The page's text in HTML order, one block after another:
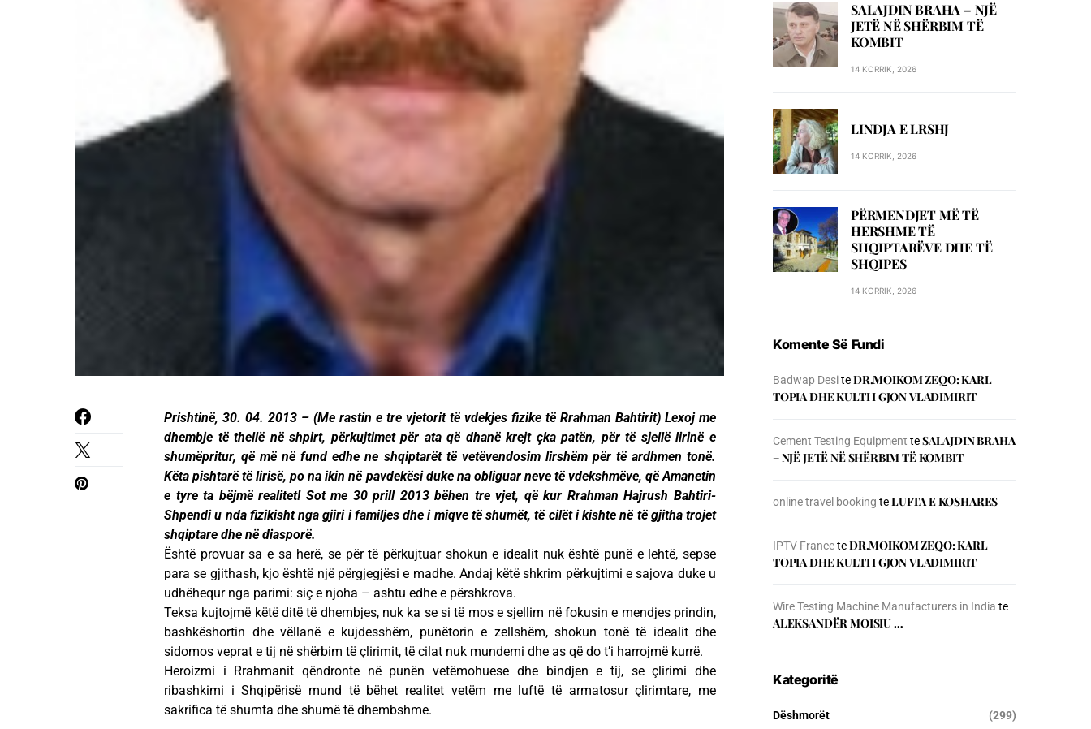
Prishtinë, 30. 04. 2013 – (Me rastin e tre vjetorit të vdekjes fizike të Rrahman Bahtirit) Lexoj me
dhembje të thellë në shpirt, përkujtimet për ata që dhanë krejt çka patën, për të sjellë lirinë e
shumëpritur, që më në fund edhe ne shqiptarët të vetëvendosim lirshëm për të ardhmen tonë.
Këta pishtarë të lirisë, po na ikin në pavdekësi duke na obliguar neve të vdekshmëve, që Amanetin
e tyre ta bëjmë realitet! Sot me 30 prill 2013 bëhen tre vjet, që kur Rrahman Hajrush Bahtiri-
Shpendi u nda fizikisht nga gjiri i familjes dhe i miqve të shumët, të cilët i kishte në të gjitha trojet
shqiptare dhe në diasporë.
Është provuar sa e sa herë, se për të përkujtuar shokun e idealit nuk është punë e lehtë, sepse
para se gjithash, kjo është një përgjegjësi e madhe. Andaj këtë shkrim përkujtimi e sajova duke u
udhëhequr nga parimi: siç e njoha – ashtu edhe e përshkrova.
Teksa kujtojmë këtë ditë të dhembjes, nuk ka se si të mos e sjellim në fokusin e mendjes prindin,
bashkëshortin dhe vëllanë e kujdesshëm, punëtorin e zellshëm, shokun tonë të idealit dhe
sidomos veprat e tij në shërbim të çlirimit, të cilat nuk mundemi dhe as që do t’i harrojmë kurrë.
Heroizmi i Rrahmanit qëndronte në punën vetëmohuese dhe bindjen e tij, se çlirimi dhe
ribashkimi i Shqipërisë mund të bëhet realitet vetëm me luftë të armatosur çlirimtare, me
sakrifica të shumta dhe shumë të dhembshme.
SALAJDIN BRAHA – NJЁ
JETЁ NЁ SHЁRBIM TЁ
KOMBIT
14 KORRIK, 2026
LINDJA E LRSHJ
14 KORRIK, 2026
PËRMENDJET MË TË
HERSHME TË
SHQIPTARËVE DHE TË
SHQIPES
14 KORRIK, 2026
Komente Së Fundi
Badwap DesiteDR.MOIKOM ZEQO: KARL
TOPIA DHE KULTI I GJON VLADIMIRIT
Cement Testing Equipment teSALAJDIN BRAHA
– NJЁ JETЁ NЁ SHЁRBIM TЁ KOMBIT
online travel booking teLUFTA E KOSHARES
IPTV FranceteDR.MOIKOM ZEQO: KARL
TOPIA DHE KULTI I GJON VLADIMIRIT
Wire Testing Machine Manufacturers in India te
ALEKSANDËR MOISIU …
Kategoritë
Dëshmorët (299)